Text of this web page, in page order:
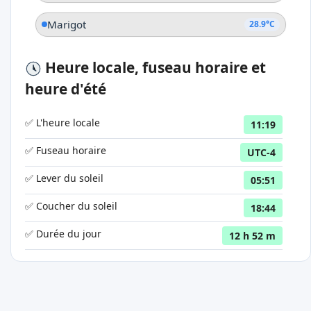
Marigot 28.9°C
Heure locale, fuseau horaire et
heure d'été
✅ L'heure locale
11:19
✅ Fuseau horaire
UTC-4
✅ Lever du soleil
05:51
✅ Coucher du soleil
18:44
✅ Durée du jour
12 h 52 m